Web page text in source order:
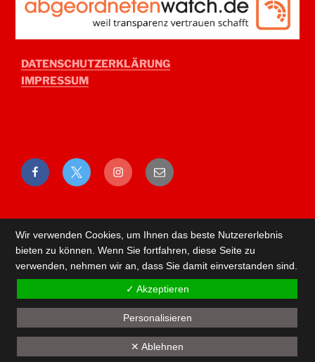
DATENSCHUTZERKLÄRUNG
IMPRESSUM
FacebookTwitter Instagram
E-
Mail
Wir verwenden Cookies, um Ihnen das beste Nutzererlebnis
bieten zu können. Wenn Sie fortfahren, diese Seite zu
verwenden, nehmen wir an, dass Sie damit einverstanden sind.
✓ Akzeptieren
Personalisieren
✕ Ablehnen